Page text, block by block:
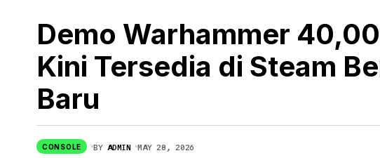
Fatekeeper: Permainan ARPG Pertama
Demo Warhammer
Kini Tersedia di Steam
Baru
CONSOLE BY ADMIN MAY 28, 2026